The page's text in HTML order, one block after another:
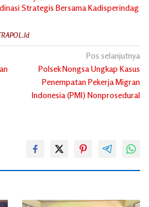
Strategis Bersama Kadisperindag
Pos selanjutnya
Polsek Nongsa Ungkap Kasus
Penempatan Pekerja Migran
Indonesia (PMI) Nonprosedural